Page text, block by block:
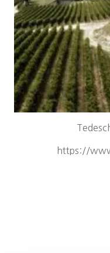
https://